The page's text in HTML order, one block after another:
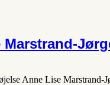
Anne Lise